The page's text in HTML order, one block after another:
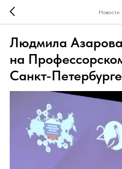
Новости
Людмила
на
Санкт-Петербурге